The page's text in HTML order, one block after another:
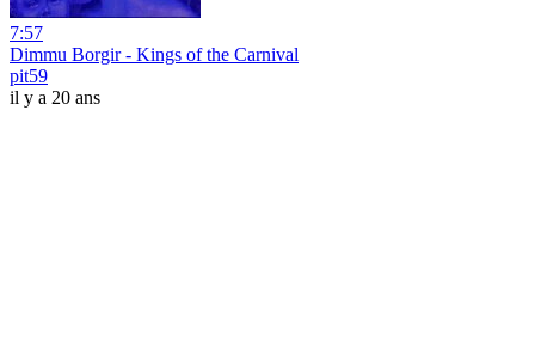
7:57
Dimmu Borgir - Kings of the Carnival
pit59
il y a 20 ans